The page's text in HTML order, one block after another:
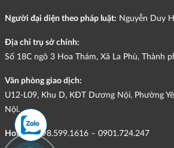
Người đại diện theo pháp luật: Nguyễn Duy
Địa chỉ trụ sở chính:
Số 18C ngõ 3 Hoa Thám, Xã La Phù, Thành
Văn phòng giao dịch:
U12-L09, Khu D, KĐT Dương Nội, Phường
Nội.
Hotline:098.599.1616 – 0901.724.247